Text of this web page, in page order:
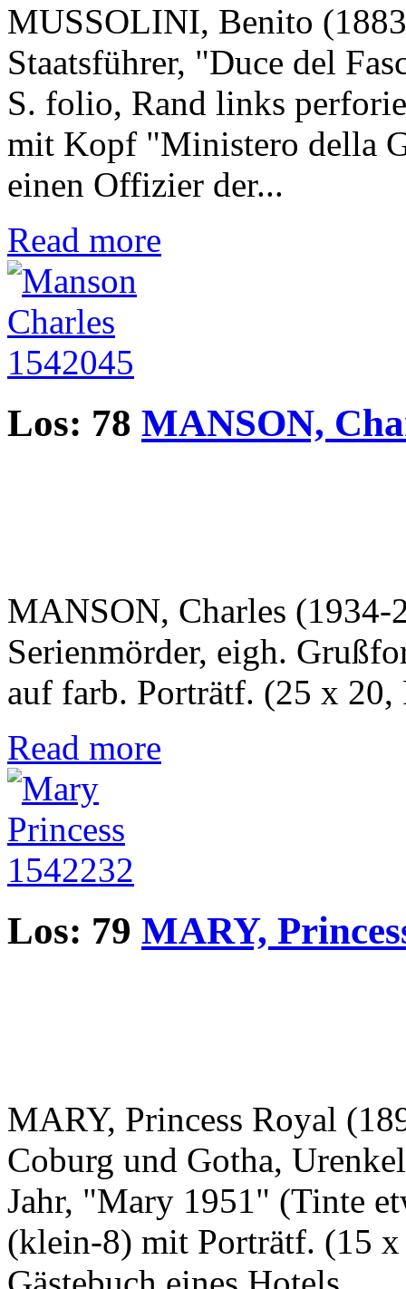
MUSSOLINI, Benito
Staatsführer, "Duce del
S. folio, Rand links
mit Kopf "Ministero della
einen Offizier der...
Read more
Los: 78 MANSON,
MANSON, Charles
Serienmörder, eigh.
auf farb. Porträtf. (25 x
Read more
Los: 79 MARY,
MARY, Princess Royal
Coburg und Gotha,
Jahr, "Mary 1951" (Tinte
(klein-8) mit Porträtf. (15